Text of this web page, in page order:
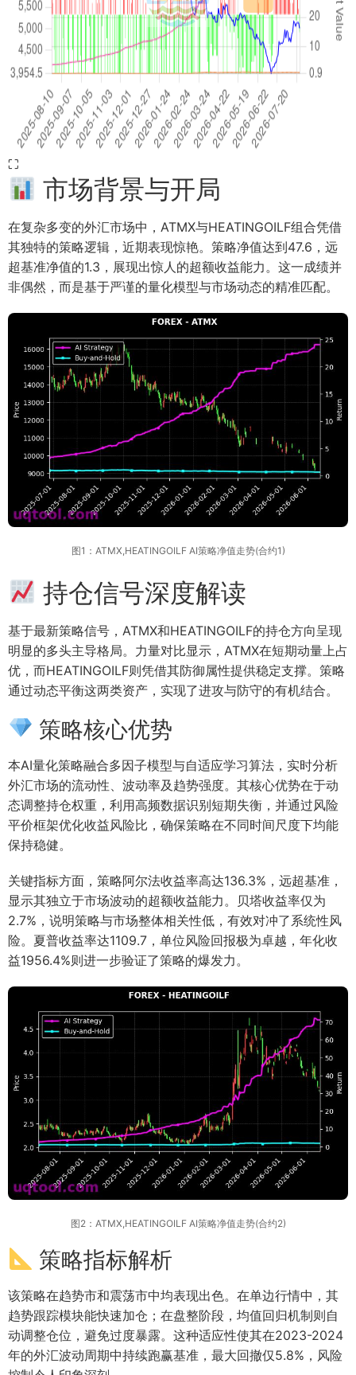
⛶
市场背景与开局
在复杂多变的外汇市场中，ATMX与HEATINGOILF组合凭借
其独特的策略逻辑，近期表现惊艳。策略净值达到47.6，远
超基准净值的1.3，展现出惊人的超额收益能力。这一成绩并
非偶然，而是基于严谨的量化模型与市场动态的精准匹配。
图1：ATMX,HEATINGOILF AI策略净值走势(合约1)
持仓信号深度解读
基于最新策略信号，ATMX和HEATINGOILF的持仓方向呈现
明显的多头主导格局。力量对比显示，ATMX在短期动量上占
优，而HEATINGOILF则凭借其防御属性提供稳定支撑。策略
通过动态平衡这两类资产，实现了进攻与防守的有机结合。
策略核心优势
本AI量化策略融合多因子模型与自适应学习算法，实时分析
外汇市场的流动性、波动率及趋势强度。其核心优势在于动
态调整持仓权重，利用高频数据识别短期失衡，并通过风险
平价框架优化收益风险比，确保策略在不同时间尺度下均能
保持稳健。
关键指标方面，策略阿尔法收益率高达136.3%，远超基准，
显示其独立于市场波动的超额收益能力。贝塔收益率仅为
2.7%，说明策略与市场整体相关性低，有效对冲了系统性风
险。夏普收益率达1109.7，单位风险回报极为卓越，年化收
益1956.4%则进一步验证了策略的爆发力。
图2：ATMX,HEATINGOILF AI策略净值走势(合约2)
策略指标解析
该策略在趋势市和震荡市中均表现出色。在单边行情中，其
趋势跟踪模块能快速加仓；在盘整阶段，均值回归机制则自
动调整仓位，避免过度暴露。这种适应性使其在2023-2024
年的外汇波动周期中持续跑赢基准，最大回撤仅5.8%，风险